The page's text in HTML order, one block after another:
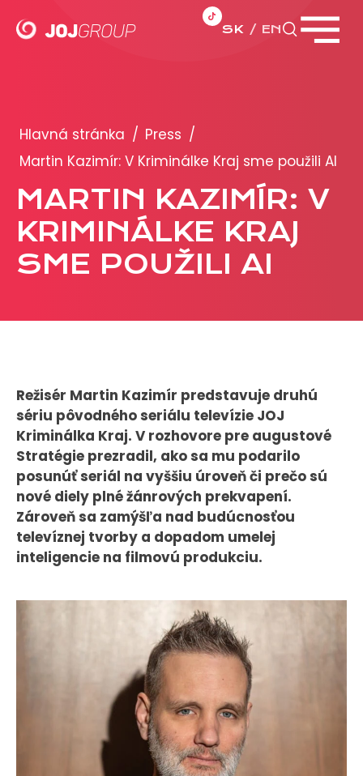
SK EN
Brandy
Produkty
PRODUKCIA
REKLAMA
O NÁS
Tím
Kariéra
PRESS
Tlačové správy
VEREJNÉ VYSIELANIE MS 2026
KONTAKT
Hlavná stránka / Press /
Martin Kazimír: V Kriminálke Kraj sme použili AI
MARTIN KAZIMÍR: V
KRIMINÁLKE KRAJ
SME POUŽILI AI
Režisér Martin Kazimír predstavuje druhú
sériu pôvodného seriálu televízie JOJ
Kriminálka Kraj. V rozhovore pre augustové
Stratégie prezradil, ako sa mu podarilo
posunúť seriál na vyššiu úroveň či prečo sú
nové diely plné žánrových prekvapení.
Zároveň sa zamýšľa nad budúcnosťou
televíznej tvorby a dopadom umelej
inteligencie na filmovú produkciu.